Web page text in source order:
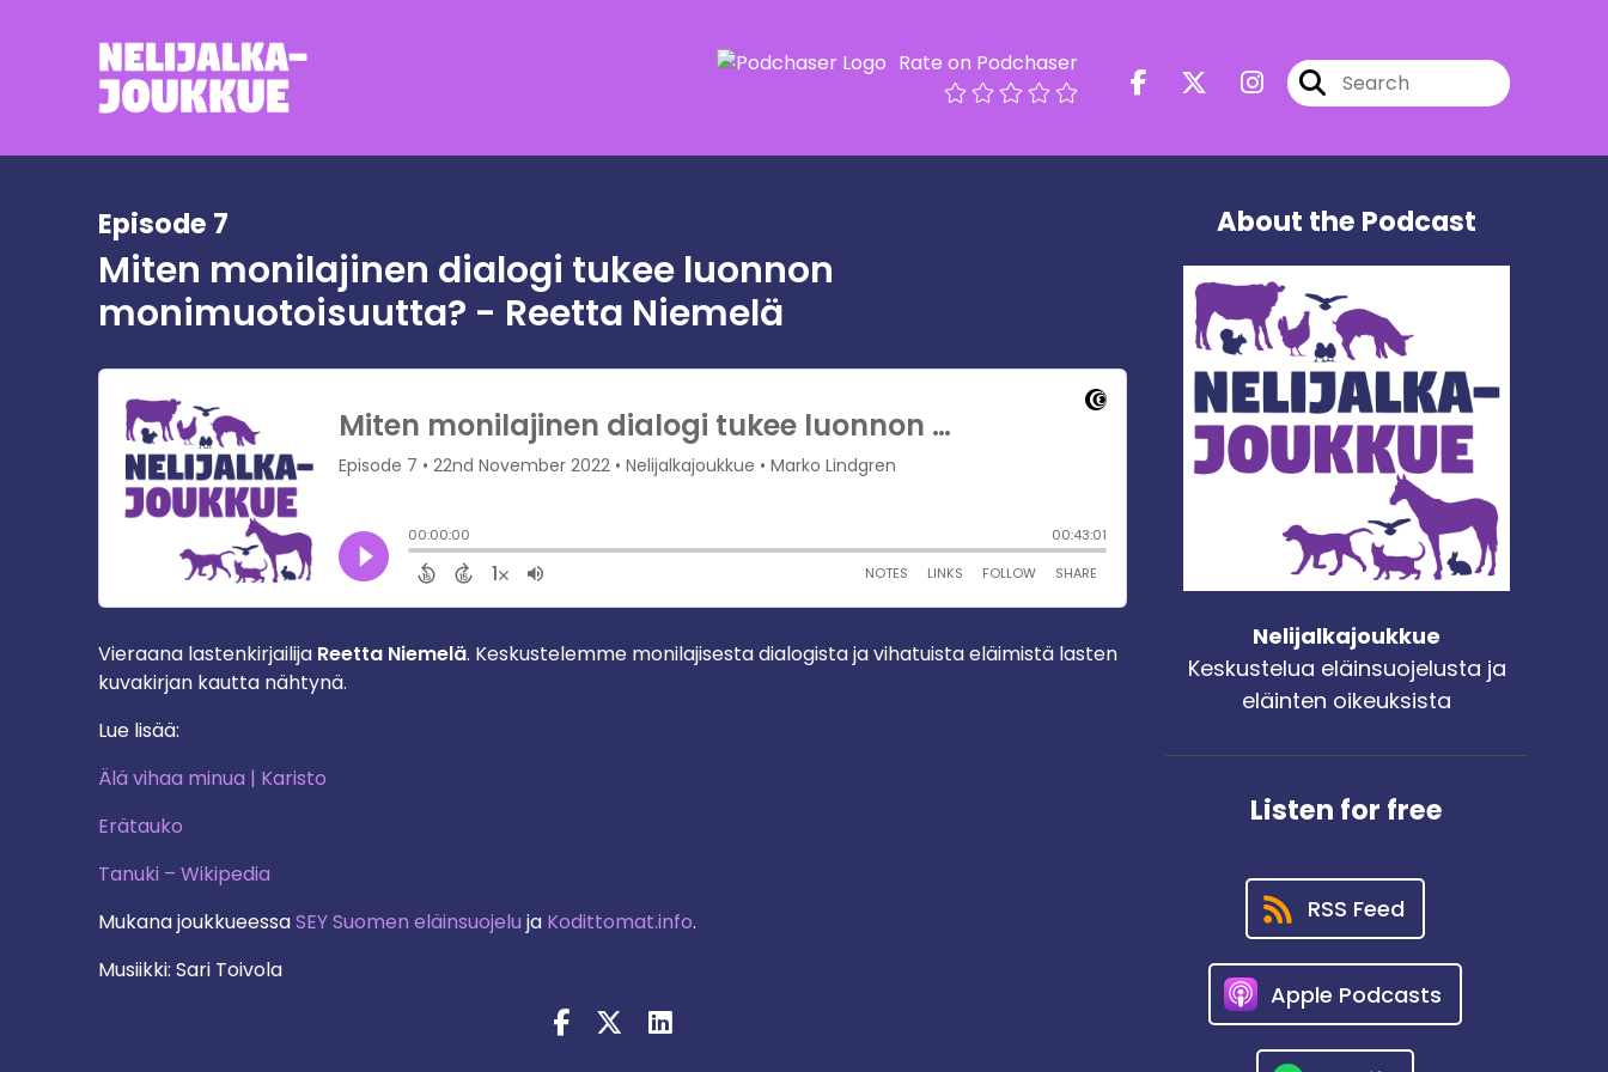
Rate on Podchaser
Episode 7
Miten monilajinen dialogi tukee luonnon
monimuotoisuutta? - Reetta Niemelä
Vieraana lastenkirjailija Reetta Niemelä. Keskustelemme monilajisesta dialogista ja vihatuista eläimistä lasten
kuvakirjan kautta nähtynä.
Lue lisää:
Älä vihaa minua | Karisto
Erätauko
Tanuki – Wikipedia
Mukana joukkueessaSEY Suomen eläinsuojelu ja Kodittomat.info.
Musiikki: Sari Toivola
About the Podcast
Nelijalkajoukkue
Keskustelua eläinsuojelusta ja
eläinten oikeuksista
Listen for free
RSS Feed
Apple Podcasts